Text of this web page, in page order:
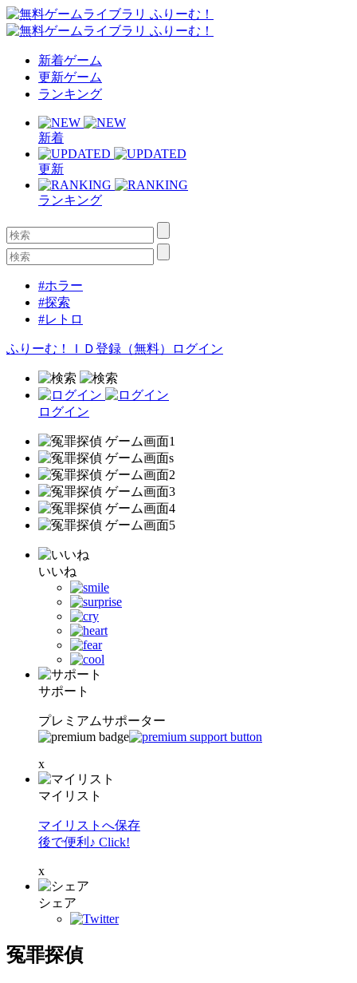
新着ゲーム
更新ゲーム
ランキング
新着
更新
ランキング
#ホラー
#探索
#レトロ
ふりーむ！ＩＤ登録（無料） ログイン
ログイン
いいね
サポート
プレミアムサポーター
x
マイリスト
マイリストへ保存
後で便利♪ Click!
x
シェア
冤罪探偵